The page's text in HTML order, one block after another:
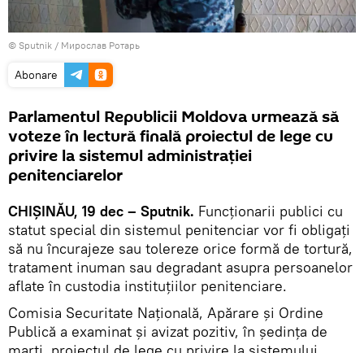
© Sputnik / Мирослав Ротарь
Abonare
Parlamentul Republicii Moldova urmează să
voteze în lectură finală proiectul de lege cu
privire la sistemul administrației
penitenciarelor
CHIȘINĂU, 19 dec – Sputnik. Funcționarii publici cu
statut special din sistemul penitenciar vor fi obligați
să nu încurajeze sau tolereze orice formă de tortură,
tratament inuman sau degradant asupra persoanelor
aflate în custodia instituțiilor penitenciare.
Comisia Securitate Națională, Apărare și Ordine
Publică a examinat și avizat pozitiv, în ședința de